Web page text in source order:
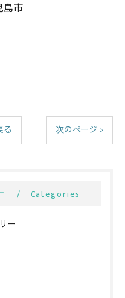
島市
る 次のページ >
Categories
ー